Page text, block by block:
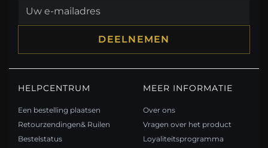
DEELNEMEN
HELPCENTRUM
Een bestelling plaatsen
Retourzendingen& Ruilen
Bestelstatus
MEER INFORMATIE
Over ons
Vragen over het product
Loyaliteitsprogramma